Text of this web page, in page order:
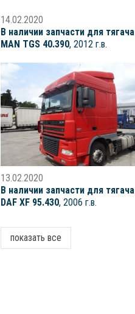
14.02.2020
В наличии запчасти для тягача
MAN TGS 40.390, 2012 г.в.
13.02.2020
В наличии запчасти для тягача
DAF XF 95.430, 2006 г.в.
показать все